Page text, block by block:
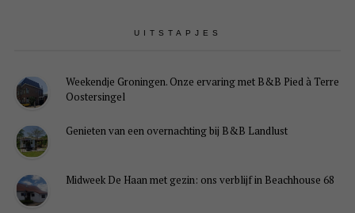
UITSTAPJES
Weekendje Groningen. Onze ervaring met B&B Pied à Terre
Oostersingel
Genieten van een overnachting bij B&B Landlust
Midweek De Haan met gezin: ons verblijf in Beachhouse 68